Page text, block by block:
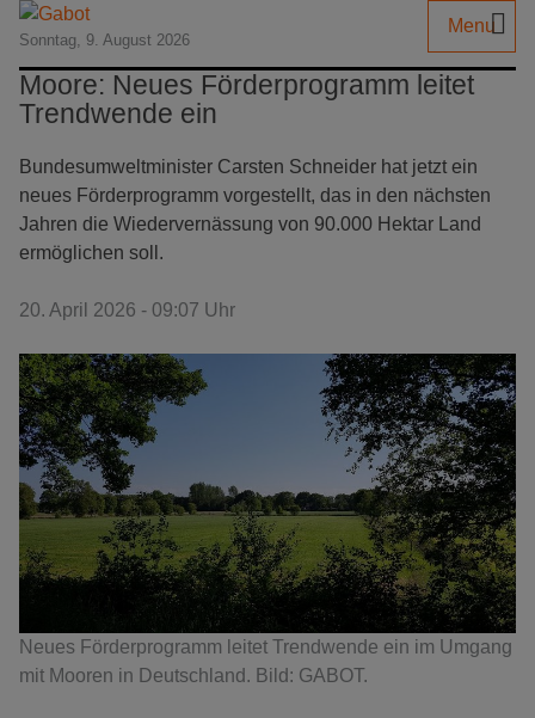
Sonntag, 9. August 2026
Menu
Moore: Neues Förderprogramm leitet
Trendwende ein
Bundesumweltminister Carsten Schneider hat jetzt ein
neues Förderprogramm vorgestellt, das in den nächsten
Jahren die Wiedervernässung von 90.000 Hektar Land
ermöglichen soll.
20. April 2026 - 09:07 Uhr
Neues Förderprogramm leitet Trendwende ein im Umgang
mit Mooren in Deutschland. Bild: GABOT.